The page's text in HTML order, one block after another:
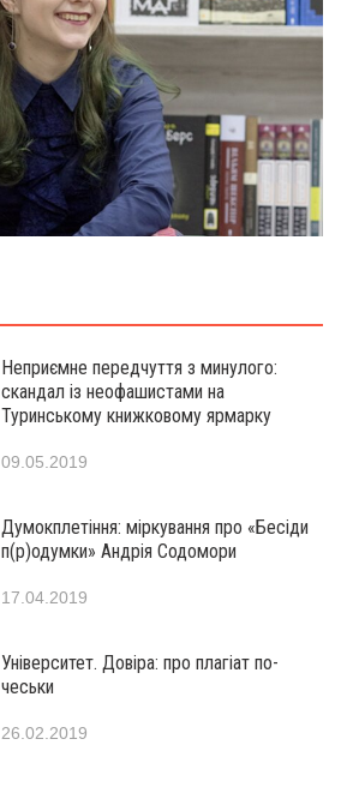
Неприємне передчуття з минулого:
скандал із неофашистами на
Туринському книжковому ярмарку
09.05.2019
Думокплетіння: міркування про «Бесіди
п(р)одумки» Андрія Содомори
17.04.2019
Університет. Довіра: про плагіат по-
чеськи
26.02.2019